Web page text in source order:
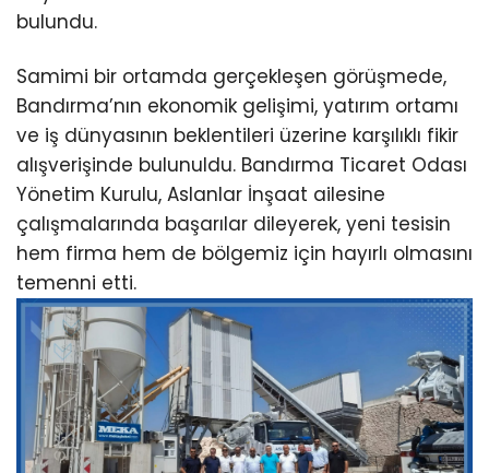
bulundu.
Samimi bir ortamda gerçekleşen görüşmede,
Bandırma’nın ekonomik gelişimi, yatırım ortamı
ve iş dünyasının beklentileri üzerine karşılıklı fikir
alışverişinde bulunuldu. Bandırma Ticaret Odası
Yönetim Kurulu, Aslanlar İnşaat ailesine
çalışmalarında başarılar dileyerek, yeni tesisin
hem firma hem de bölgemiz için hayırlı olmasını
temenni etti.